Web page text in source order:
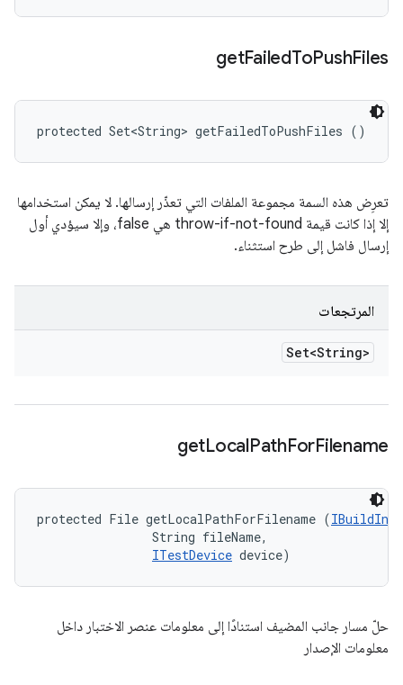
getFailedToPushFiles
protected Set<String> getFailedToPushFiles ()
تعرِض هذه السمة مجموعة الملفات التي تعذّر إرسالها. لا يمكن استخدامها
إلا إذا كانت قيمة throw-if-not-found هي false، وإلا سيؤدي أول
إرسال فاشل إلى طرح استثناء.
المرتجعات
Set<String>
getLocalPathForFilename
protected File getLocalPathForFilename (IBuildInfo
                String fileName,
ITestDevice device)
حلّ مسار جانب المضيف استنادًا إلى معلومات عنصر الاختبار داخل
معلومات الإصدار